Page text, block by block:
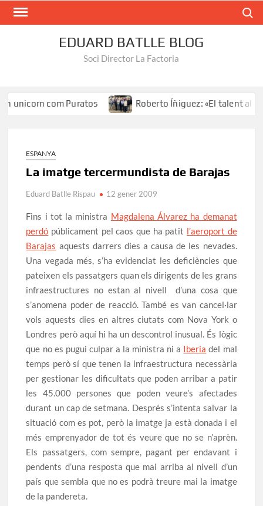
EDUARD BATLLE BLOG
Soci Director La Factoria
unicorn com Puratos Roberto Íñiguez: «El talent al
ESPANYA
La imatge tercermundista de Barajas
Eduard Batlle Rispau 12 gener 2009
Fins i tot la ministra Magdalena Álvarez ha demanat
perdó públicament pel caos que ha patit l’aeroport de
Barajas aquests darrers dies a causa de les nevades.
Una vegada més, s’ha evidenciat les deficiències que
pateixen els passatgers quan els dirigents de les grans
infraestructures no estan al nivell d’una cosa que
s’anomena poder de reacció. També es van cancel·lar
vols aquests dies en altres ciutats com Nova York o
Londres però aquí hi ha un descontrol inusual. És lògic
que no es pugui culpar a la ministra ni a Iberia del mal
temps però sí que tenen la infraestructura necessària
per gestionar les dificultats que poden arribar a patir
les 45.000 persones que poden veure’s afectades
durant un cap de setmana. Després s’intenta salvar la
situació com es pot, però la imatge ja està donada i el
més emprenyador de tot és veure que no se n’aprèn.
Els passatgers, com sempre, pagant per endavant i
pendents d’una resposta que mai arriba al nivell d’un
país que sembla que no es podrà treure mai la imatge
de la pandereta.